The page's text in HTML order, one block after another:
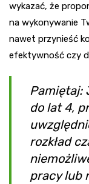
wykazać, że
na wykonywanie
nawet przynieść
efektywność czy
Pamiętaj:
do lat 4,
rozkład
pracy lub